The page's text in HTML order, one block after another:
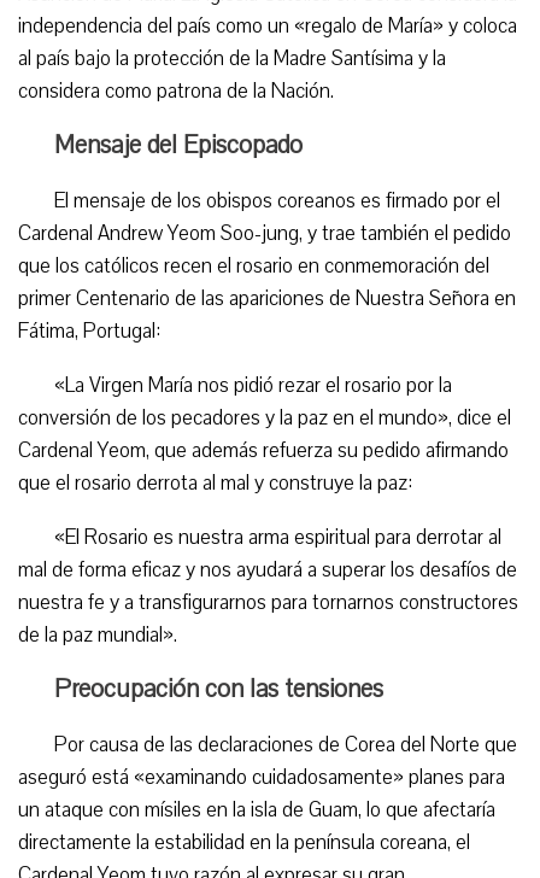
independencia del país como un «regalo de María» y coloca
al país bajo la protección de la Madre Santísima y la
considera como patrona de la Nación.
Mensaje del Episcopado
El mensaje de los obispos coreanos es firmado por el
Cardenal Andrew Yeom Soo-jung, y trae también el pedido
que los católicos recen el rosario en conmemoración del
primer Centenario de las apariciones de Nuestra Señora en
Fátima, Portugal:
«La Virgen María nos pidió rezar el rosario por la
conversión de los pecadores y la paz en el mundo», dice el
Cardenal Yeom, que además refuerza su pedido afirmando
que el rosario derrota al mal y construye la paz:
«El Rosario es nuestra arma espiritual para derrotar al
mal de forma eficaz y nos ayudará a superar los desafíos de
nuestra fe y a transfigurarnos para tornarnos constructores
de la paz mundial».
Preocupación con las tensiones
Por causa de las declaraciones de Corea del Norte que
aseguró está «examinando cuidadosamente» planes para
un ataque con mísiles en la isla de Guam, lo que afectaría
directamente la estabilidad en la península coreana, el